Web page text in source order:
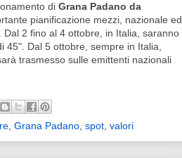
di Grana Padano da
pianificazione mezzi, nazionale ed
2 fino al 4 ottobre, in Italia, saranno
45". Dal 5 ottobre, sempre in Italia,
trasmesso sulle emittenti nazionali
, Grana Padano, spot, valori